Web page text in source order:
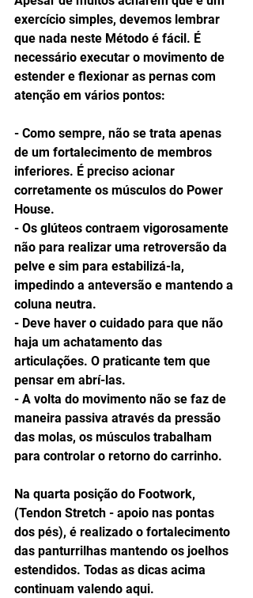
exercício simples, devemos lembrar
que nada neste Método é fácil. É
necessário executar o movimento de
estender e flexionar as pernas com
atenção em vários pontos:
- Como sempre, não se trata apenas
de um fortalecimento de membros
inferiores. É preciso acionar
corretamente os músculos do Power
House.
- Os glúteos contraem vigorosamente
não para realizar uma retroversão da
pelve e sim para estabilizá-la,
impedindo a anteversão e mantendo a
coluna neutra.
- Deve haver o cuidado para que não
haja um achatamento das
articulações. O praticante tem que
pensar em abrí-las.
- A volta do movimento não se faz de
maneira passiva através da pressão
das molas, os músculos trabalham
para controlar o retorno do carrinho.
Na quarta posição do Footwork,
(Tendon Stretch - apoio nas pontas
dos pés), é realizado o fortalecimento
das panturrilhas mantendo os joelhos
estendidos. Todas as dicas acima
continuam valendo aqui.